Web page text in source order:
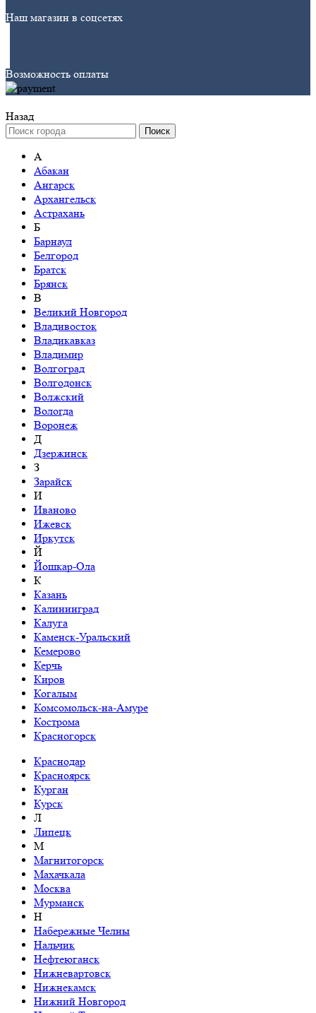
Наш магазин в соцсетях
Возможность оплаты
Назад
Поиск
А
Абакан
Ангарск
Архангельск
Астрахань
Б
Барнаул
Белгород
Братск
Брянск
В
Великий Новгород
Владивосток
Владикавказ
Владимир
Волгоград
Волгодонск
Волжский
Вологда
Воронеж
Д
Дзержинск
З
Зарайск
И
Иваново
Ижевск
Иркутск
Й
Йошкар-Ола
К
Казань
Калининград
Калуга
Каменск-Уральский
Кемерово
Керчь
Киров
Когалым
Комсомольск-на-Амуре
Кострома
Красногорск
Краснодар
Красноярск
Курган
Курск
Л
Липецк
М
Магнитогорск
Махачкала
Москва
Мурманск
Н
Набережные Челны
Нальчик
Нефтеюганск
Нижневартовск
Нижнекамск
Нижний Новгород